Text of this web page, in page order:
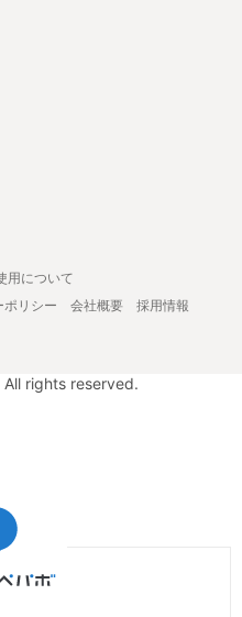
用について
ポリシー 会社概要
採用情報
rights reserved.